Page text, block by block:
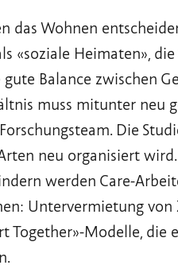
das Wohnen
«soziale Heimaten»,
Balance zwischen
muss mitunter neu
Die
neu organisiert
werden Care-
Untervermietung
Together»-Modelle, die